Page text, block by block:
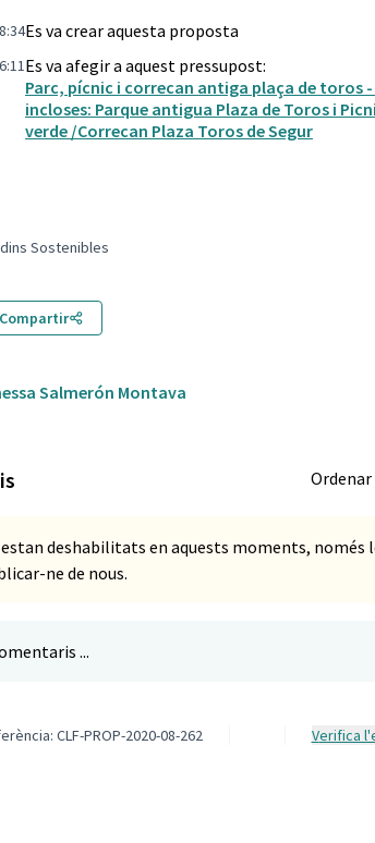
Es va crear aquesta proposta
Es va afegir a aquest pressupost:
Parc, pícnic i correcan antiga plaça de toros
incloses: Parque antigua Plaza de Toros i
verde /Correcan Plaza Toros de Segur
Segurper: Parcs i Jardins Sostenibles
Sostenibles
Compartir
Salmerón Montava
Ordenar
deshabilitats en aquests moments, només
ne de nous.
...
CLF-PROP-2020-08-262 Verifica